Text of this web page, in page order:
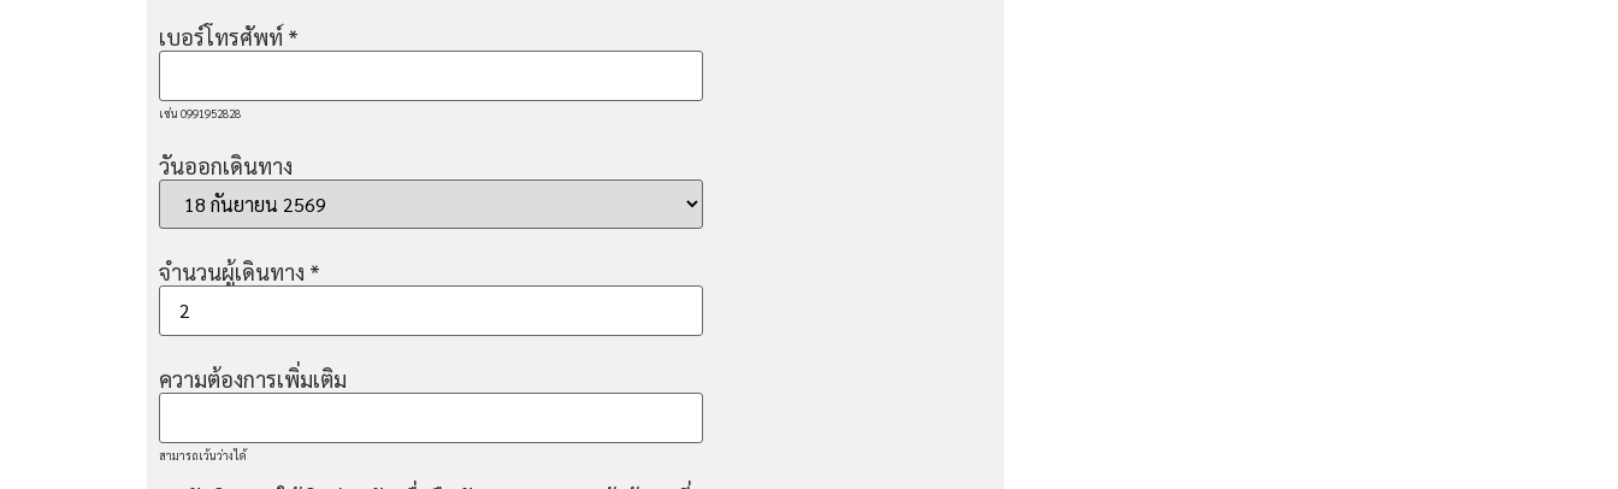
เบอร์โทรศัพท์ *
เช่น 0991952828
วันออกเดินทาง
จำนวนผู้เดินทาง *
ความต้องการเพิ่มเติม
สามารถเว้นว่างได้